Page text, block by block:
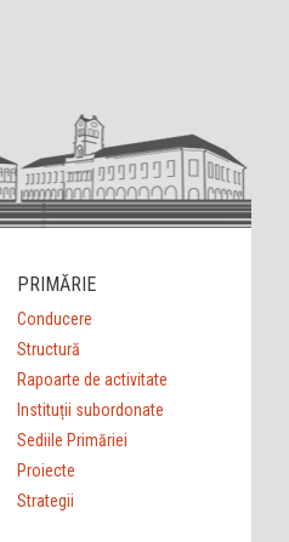
PRIMĂRIE
Conducere
Structură
Rapoarte de activitate
Instituții subordonate
Sediile Primăriei
Proiecte
Strategii